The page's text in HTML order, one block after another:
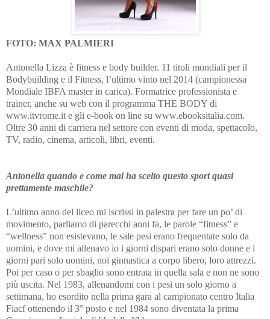
FOTO: MAX PALMIERI
Antonella Lizza è fitness e body builder. 11 titoli mondiali per il
Bodybuilding e il Fitness, l’ultimo vinto nel 2014 (campionessa
Mondiale IBFA master in carica). Formatrice professionista e
trainer, anche su web con il programma THE BODY di
www.itvrome.it e gli e-book on line su www.ebooksitalia.com.
Oltre 30 anni di carriera nel settore con eventi di moda, spettacolo,
TV, radio, cinema, articoli, libri, eventi.
Antonella quando e come mai ha scelto questo sport quasi
prettamente maschile?
L’ultimo anno del liceo mi iscrissi in palestra per fare un po’ di
movimento, parliamo di parecchi anni fa, le parole “fitness” e
“wellness” non esistevano, le sale pesi erano frequentate solo da
uomini, e dove mi allenavo io i giorni dispari erano solo donne e i
giorni pari solo uomini, noi ginnastica a corpo libero, loro attrezzi.
Poi per caso o per sbaglio sono entrata in quella sala e non ne sono
più uscita. Nel 1983, allenandomi con i pesi un solo giorno a
settimana, ho esordito nella prima gara al campionato centro Italia
Fiacf ottenendo il 3° posto e nel 1984 sono diventata la prima